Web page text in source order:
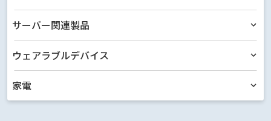
サーバー関連製品
ウェアラブルデバイス
家電